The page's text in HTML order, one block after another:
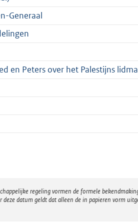
Generaal
en Peters over het Palestijns
regeling vormen de formele
datum geldt dat alleen de in papieren vorm